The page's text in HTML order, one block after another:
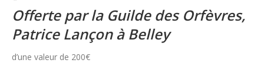
Offerte par la Guilde des Orfèvres,
Patrice Lançon à Belley
d’une valeur de 200€